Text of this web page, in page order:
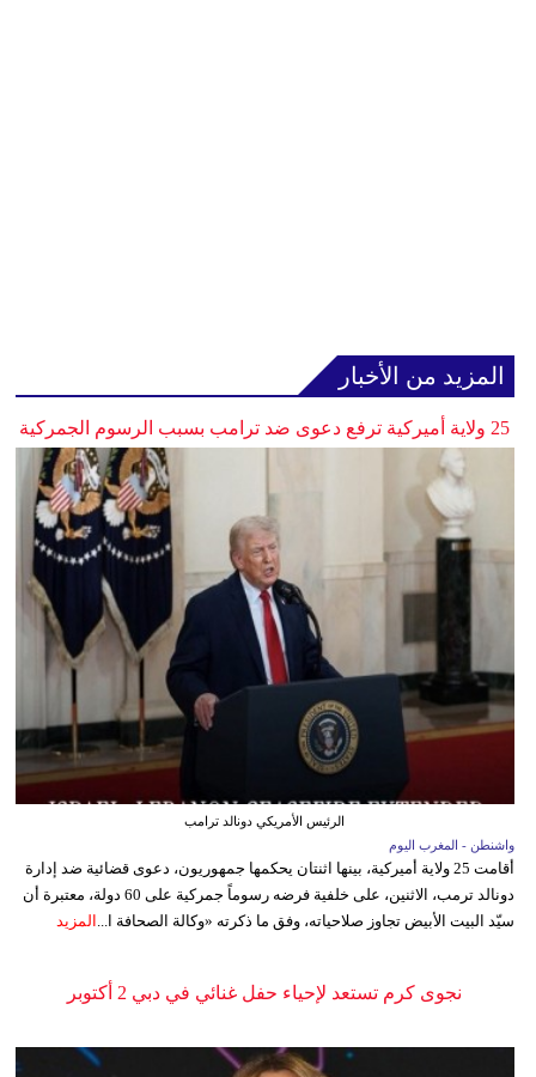
المزيد من الأخبار
25 ولاية أميركية ترفع دعوى ضد ترامب بسبب الرسوم الجمركية
الرئيس الأمريكي دونالد ترامب
واشنطن - المغرب اليوم
أقامت 25 ولاية أميركية، بينها اثنتان يحكمها جمهوريون، دعوى قضائية ضد إدارة
دونالد ترمب، الاثنين، على خلفية فرضه رسوماً جمركية على 60 دولة، معتبرة أن
سيّد البيت الأبيض تجاوز صلاحياته، وفق ما ذكرته «وكالة الصحافة ا...
المزيد
نجوى كرم تستعد لإحياء حفل غنائي في دبي 2 أكتوبر